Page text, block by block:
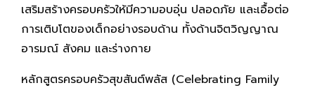
เสริมสร้างครอบครัวให้มีความอบอุ่น ปลอดภัย และเอื้อต่อ
การเติบโตของเด็กอย่างรอบด้าน ทั้งด้านจิตวิญญาณ
อารมณ์ สังคม และร่างกาย
หลักสูตรครอบครัวสุขสันต์พลัส (Celebrating Family